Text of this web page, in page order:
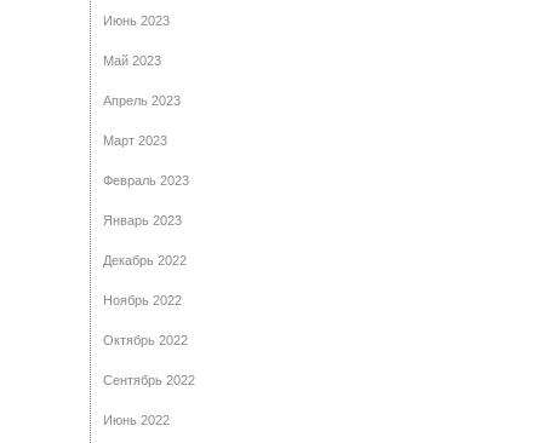
Июнь 2023
Май 2023
Апрель 2023
Март 2023
Февраль 2023
Январь 2023
Декабрь 2022
Ноябрь 2022
Октябрь 2022
Сентябрь 2022
Июнь 2022